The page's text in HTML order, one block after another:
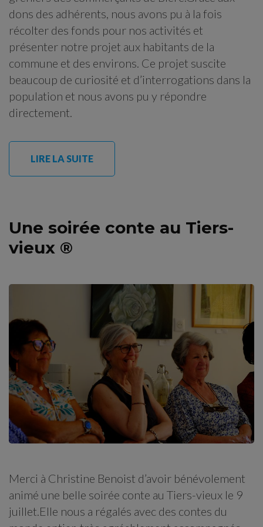
dons des adhérents, nous avons pu à la fois
récolter des fonds pour nos activités et
présenter notre projet aux habitants de la
commune et des environs. Ce projet suscite
beaucoup de curiosité et d’interrogations dans la
population et nous avons pu y répondre
directement.
LIRE LA SUITE
Une soirée conte au Tiers-
vieux ®
Merci à Christine Benoist d’avoir bénévolement
animé une belle soirée conte au Tiers-vieux le 9
juillet.Elle nous a régalés avec des contes du